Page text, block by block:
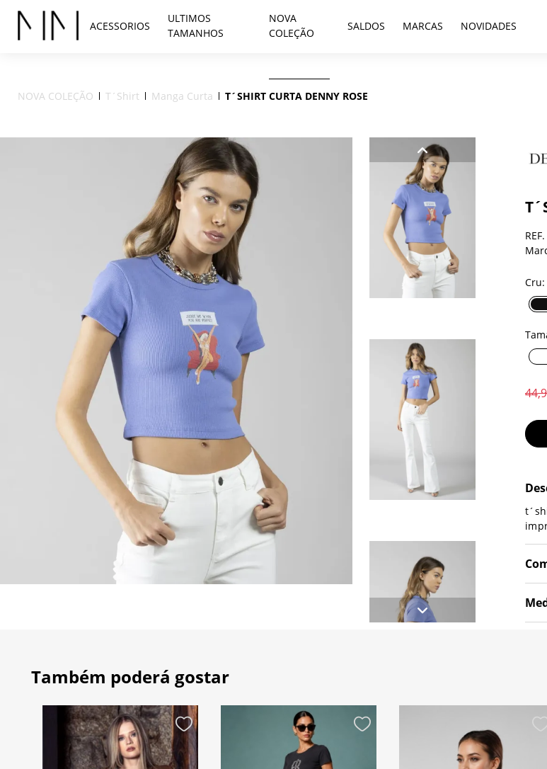
ACESSORIOS
ULTIMOS
TAMANHOS
NOVA
COLEÇÃO
SALDOS MARCAS NOVIDADES
NOVA COLEÇÃO T´Shirt Manga Curta T´SHIRT CURTA DENNY ROSE
Cru:
Também poderá gostar